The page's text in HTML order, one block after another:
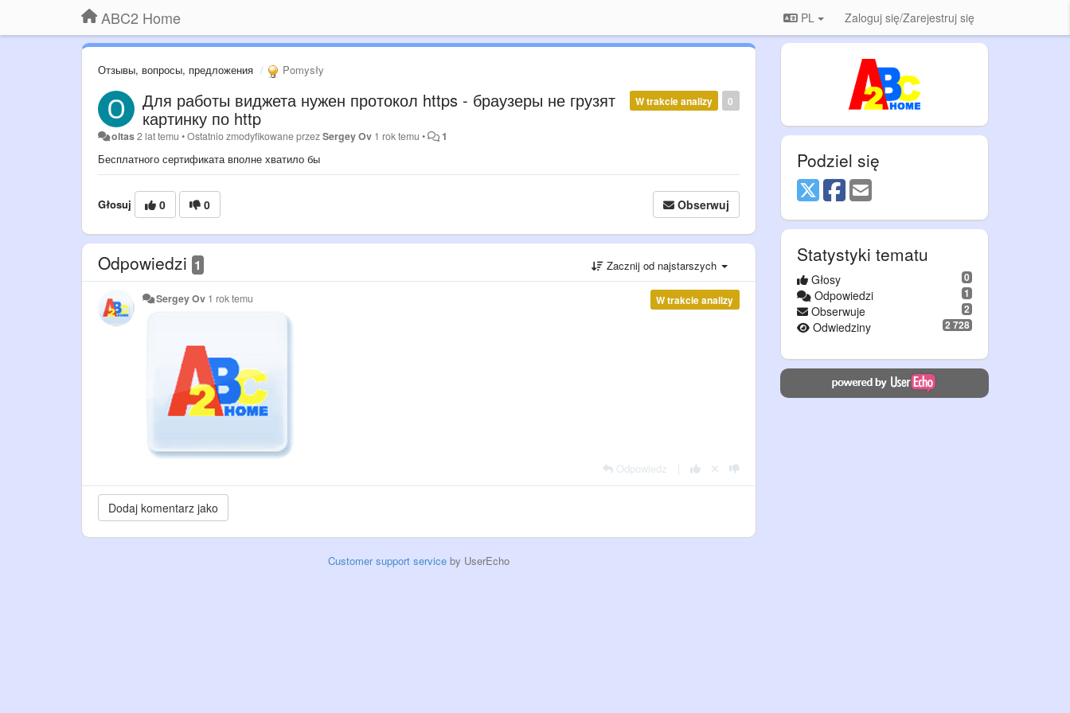
ABC2 Home PL Zaloguj się/Zarejestruj się
Отзывы, вопросы, предложения Pomysły
0
W trakcie analizy
Для работы виджета нужен протокол https - браузеры не грузят
картинку по http
oltas2 lat temu •Ostatnio zmodyfikowane przezSergey Ov 1 rok temu • 1
Бесплатного сертификата вполне хватило бы
Głosuj 0 0 Obserwuj
Odpowiedzi 1 Zacznij od najstarszych
W trakcie analizy
Sergey Ov 1 rok temu
Odpowiedz
Customer support serviceby UserEcho
Podziel się
Statystyki tematu
0
Głosy
1
Odpowiedzi
2
Obserwuje
2 728
Odwiedziny